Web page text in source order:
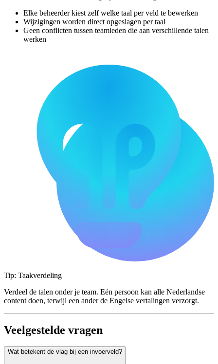
Elke beheerder kiest zelf welke taal per veld te bewerken
Wijzigingen worden direct opgeslagen per taal
Geen conflicten tussen teamleden die aan verschillende talen
werken
Tip: Taakverdeling
Verdeel de talen onder je team. Eén persoon kan alle Nederlandse
content doen, terwijl een ander de Engelse vertalingen verzorgt.
Veelgestelde vragen
Wat betekent de vlag bij een invoerveld?